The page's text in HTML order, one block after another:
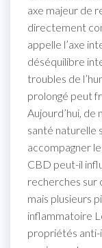
axe majeur de
directement
appelle l’axe
déséquilibre
troubles de
prolongé peut
Aujourd’hui,
santé naturelle
accompagner
CBD peut-il
recherches sur
mais plusieurs
inflammatoire
propriétés